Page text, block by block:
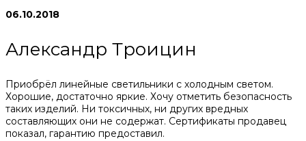
06.10.2018
Александр Троицин
Приобрёл линейные светильники с холодным светом.
Хорошие, достаточно яркие. Хочу отметить безопасность
таких изделий. Ни токсичных, ни других вредных
составляющих они не содержат. Сертификаты продавец
показал, гарантию предоставил.